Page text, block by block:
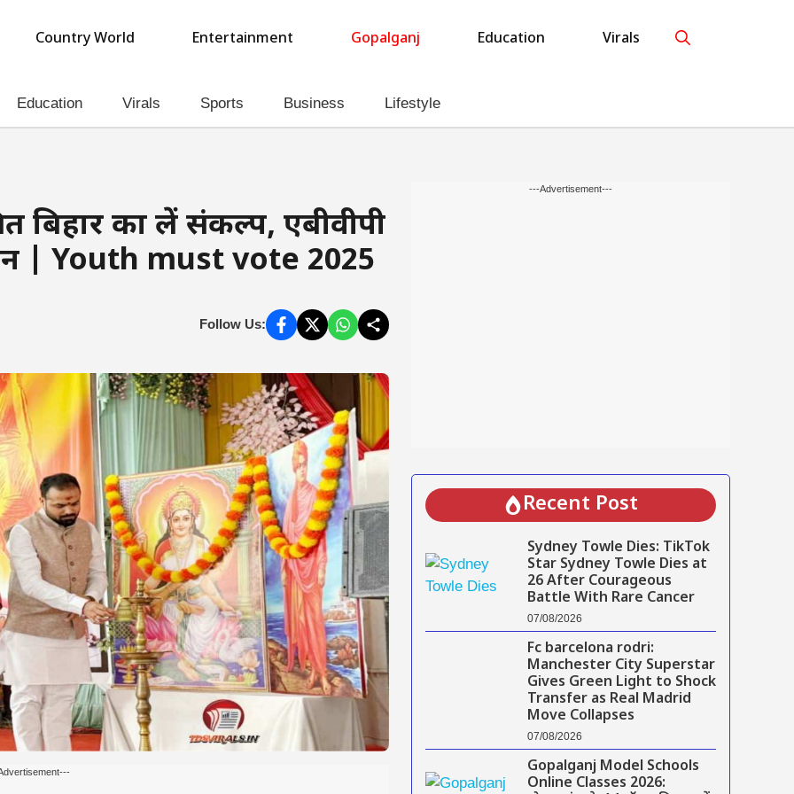
Country World Entertainment Gopalganj Education Virals
Education Virals Sports Business Lifestyle
बिहार का लें संकल्प, एबीवीपी
| Youth must vote 2025
Follow Us:
---Advertisement---
Recent Post
Sydney Towle Dies: TikTok
Star Sydney Towle Dies at
26 After Courageous
Battle With Rare Cancer
07/08/2026
Fc barcelona rodri:
Manchester City Superstar
Gives Green Light to Shock
Transfer as Real Madrid
Move Collapses
07/08/2026
Gopalganj Model Schools
Online Classes 2026: